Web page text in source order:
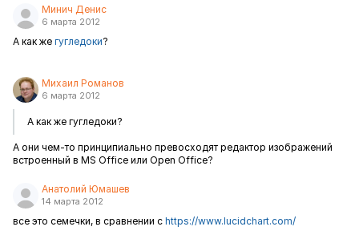
Минич Денис
6 марта 2012
А как же гугледоки?
Михаил Романов
6 марта 2012
А как же гугледоки?
А они чем-то принципиально превосходят редактор изображений
встроенный в MS Office или Open Office?
Анатолий Юмашев
14 марта 2012
все это семечки, в сравнении с https://www.lucidchart.com/